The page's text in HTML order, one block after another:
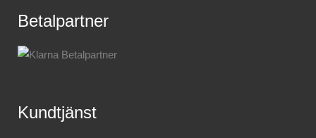
Betalpartner
Kundtjänst